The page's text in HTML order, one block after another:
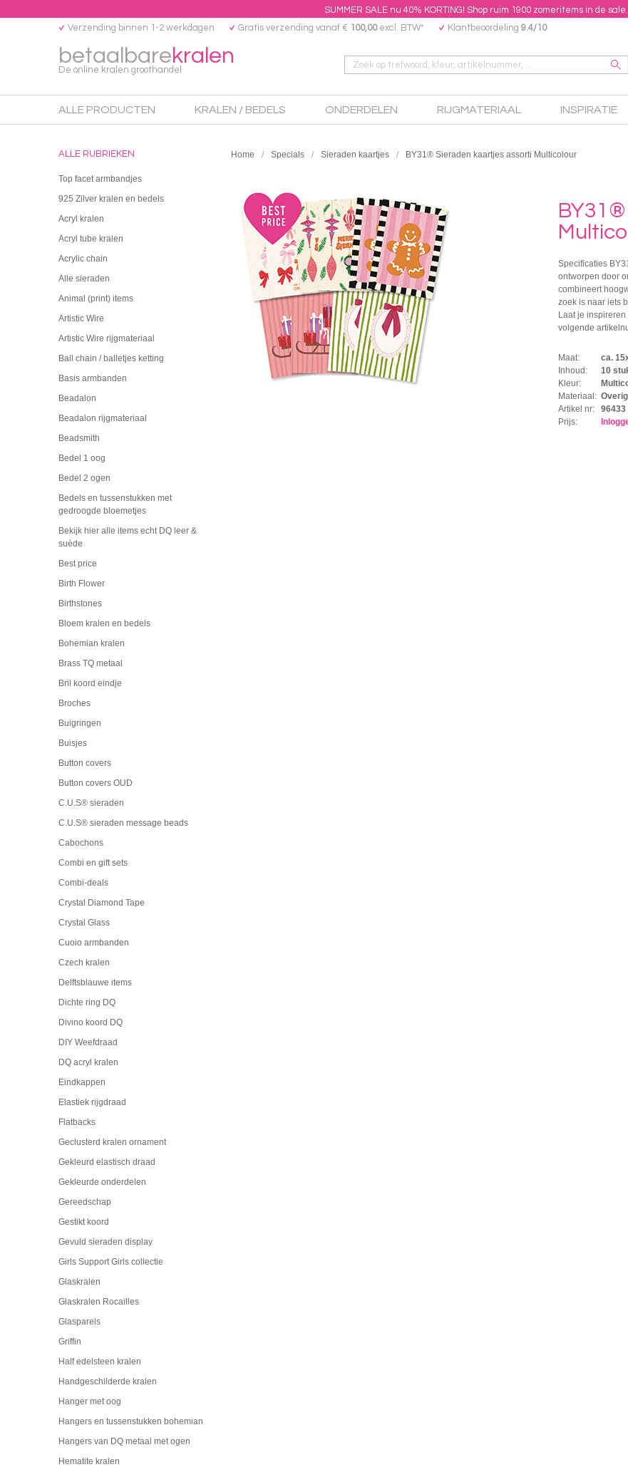
SUMMER SALE nu 40% KORTING! Shop ruim 1900 zomeritems in de sale.
betaalbarekralen
De online kralen groothandel
Verzending binnen 1-2 werkdagen Gratis verzending vanaf € 100,00excl. BTW* Klantbeoordeling 9.4/10
ALLE PRODUCTEN KRALEN / BEDELS ONDERDELEN RIJGMATERIAAL INSPIRATIE
ALLE RUBRIEKEN
Top facet armbandjes
925 Zilver kralen en bedels
Acryl kralen
Acryl tube kralen
Acrylic chain
Alle sieraden
Animal (print) items
Artistic Wire
Artistic Wire rijgmateriaal
Ball chain / balletjes ketting
Basis armbanden
Beadalon
Beadalon rijgmateriaal
Beadsmith
Bedel 1 oog
Bedel 2 ogen
Bedels en tussenstukken met
gedroogde bloemetjes
Bekijk hier alle items echt DQ leer &
suède
Best price
Birth Flower
Birthstones
Bloem kralen en bedels
Bohemian kralen
Brass TQ metaal
Bril koord eindje
Broches
Buigringen
Buisjes
Button covers
Button covers OUD
C.U.S® sieraden
C.U.S® sieraden message beads
Cabochons
Combi en gift sets
Combi-deals
Crystal Diamond Tape
Crystal Glass
Cuoio armbanden
Czech kralen
Delftsblauwe items
Dichte ring DQ
Divino koord DQ
DIY Weefdraad
DQ acryl kralen
Eindkappen
Elastiek rijgdraad
Flatbacks
Geclusterd kralen ornament
Gekleurd elastisch draad
Gekleurde onderdelen
Gereedschap
Gestikt koord
Gevuld sieraden display
Girls Support Girls collectie
Glaskralen
Glaskralen Rocailles
Glasparels
Griffin
Half edelsteen kralen
Handgeschilderde kralen
Hanger met oog
Hangers en tussenstukken bohemian
Hangers van DQ metaal met ogen
Hematite kralen
Home Specials Sieraden kaartjes BY31® Sieraden kaartjes assorti Multicolour
Specificaties
ontworpen door
combineert
zoek is naar iets
Laat je
volgende
Maat:
ca.
Inhoud:
10
Kleur:
Materiaal:
Artikel nr:
96433
Prijs: